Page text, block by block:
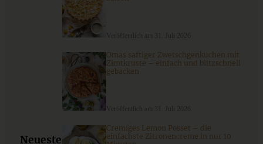
Neueste
Omas saftiger Zwetschgenkuchen mit
Zimtkruste – einfach und blitzschnell
gebacken
Cremiges Lemon Posset – die
einfachste Zitronencreme in nur 10